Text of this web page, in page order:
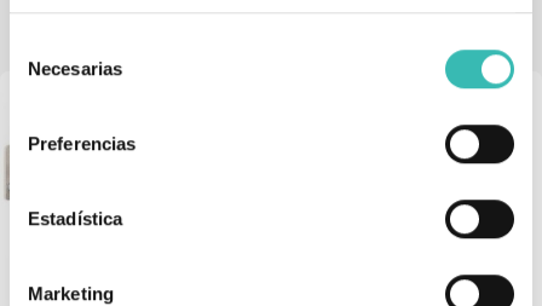
Necesarias
Preferencias
Estadística
Marketing